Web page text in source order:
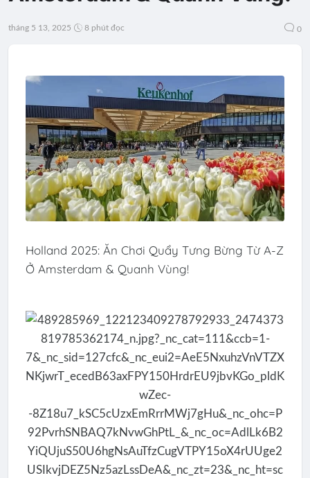
tháng 5 13, 2025 8 phút đọc 0
Holland 2025: Ăn Chơi Quẩy Tưng Bừng Từ A-Z
Ở Amsterdam & Quanh Vùng!